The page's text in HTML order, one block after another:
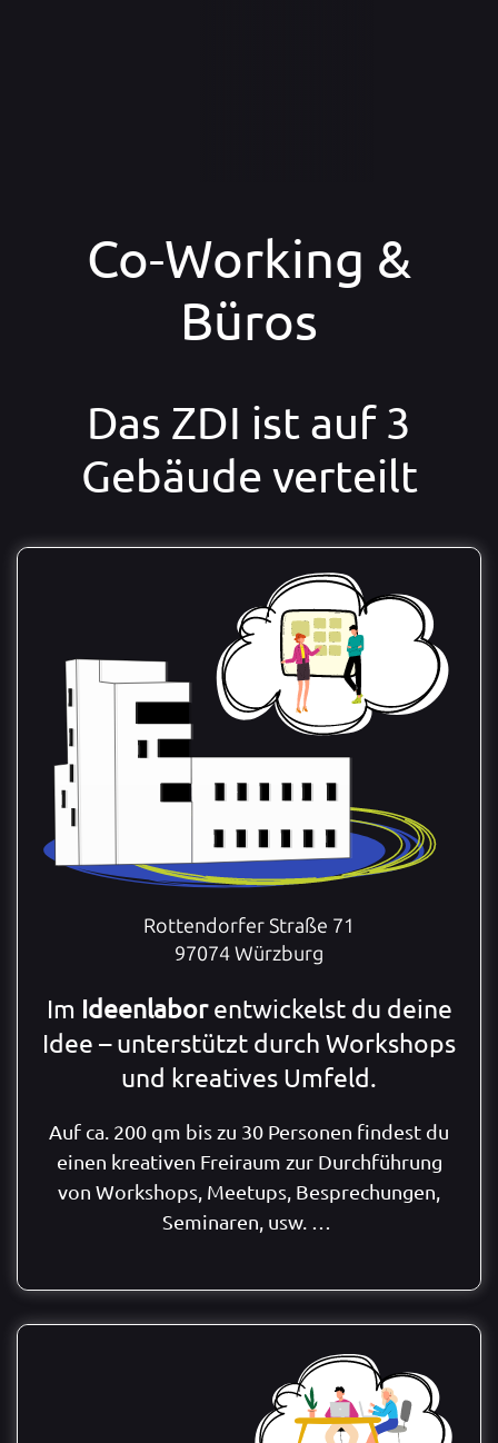
Co-Working &
Büros
Das ZDI ist auf 3
Gebäude verteilt
Rottendorfer Straße 71
97074 Würzburg
Im Ideenlaborentwickelst du deine
Idee – unterstützt durch Workshops
und kreatives Umfeld.
Auf ca. 200 qm bis zu 30 Personen findest du
einen kreativen Freiraum zur Durchführung
von Workshops, Meetups, Besprechungen,
Seminaren, usw. …